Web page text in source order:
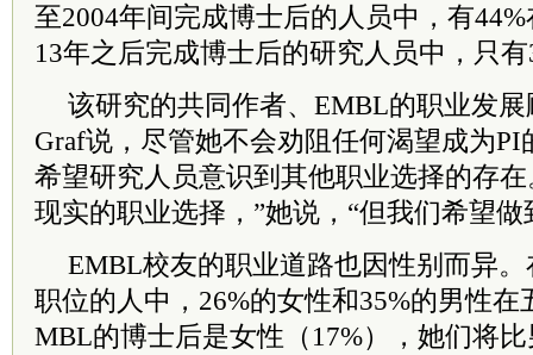
至2004年间完成博士后的人员中，有
13年之后完成博士后的研究人员中，只
该研究的共同作者、EMBL的职业发展
Graf说，尽管她不会劝阻任何渴望成为
希望研究人员意识到其他职业选择的存
现实的职业选择，”她说，“但我们希望做
EMBL校友的职业道路也因性别而异
职位的人中，26%的女性和35%的男性在
MBL的博士后是女性（17%），她们将